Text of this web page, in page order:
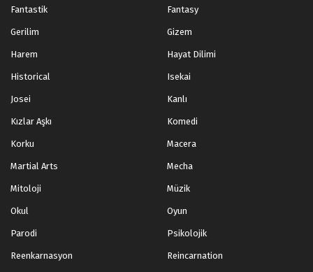
Fantastik Fantasy
Gerilim Gizem
Harem Hayat Dilimi
Historical Isekai
Josei Kanlı
Kızlar Aşkı Komedi
Korku Macera
Martial Arts Mecha
Mitoloji Müzik
Okul Oyun
Parodi Psikolojik
Reenkarnasyon Reincarnation